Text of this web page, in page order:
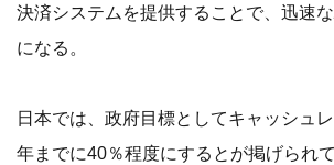
決済システムを提供することで、迅速
になる。
日本では、政府目標としてキャッシュ
年までに40％程度にするとが掲げられ